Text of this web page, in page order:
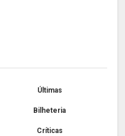
Últimas
Bilheteria
Críticas